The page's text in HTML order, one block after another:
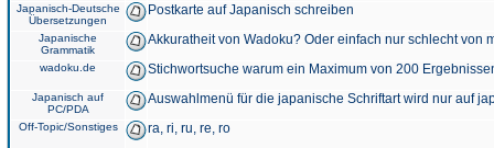
Japanisch-Deutsche
Übersetzungen
Postkarte auf Japanisch schreiben
Japanische
Grammatik
Akkuratheit von Wadoku? Oder einfach nur schlecht von
wadoku.de Stichwortsuche warum ein Maximum von 200
Japanisch auf
PC/PDA
Auswahlmenü für die japanische Schriftart wird nur auf
Off-Topic/Sonstiges ra, ri, ru, re, ro